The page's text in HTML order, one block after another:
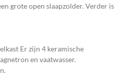
grote open slaapzolder. Verder is
Er zijn 4 keramische
en vaatwasser.